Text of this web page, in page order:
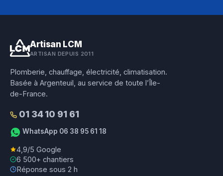
Artisan LCM
ARTISAN DEPUIS 2011
Plomberie, chauffage, électricité, climatisation.
Basée à Argenteuil, au service de toute l’Île-
de-France.
01 34 10 91 61
WhatsApp 06 38 95 61 18
4,9/5 Google
6 500+ chantiers
Réponse sous 2 h